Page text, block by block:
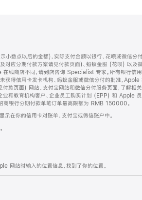
数点以后的金额)，实际支付金额以银行、花呗或微信分
对应分期付款方案请见付款页面)、蚂蚁金服 (花呗) 以及
商店不同，请到店咨询 Specialist 专家。所有银行信用
获得信用卡发卡机构、蚂蚁金服或微信分付的批准，
款页面) 网站、支付宝网站和微信分付服务页面，了解相
业和教育机构客户、企业员工购买计划 (EPP) 和 Apple
商银行分期付款单笔订单最高限额为 RMB 150000。
在你的信用卡对账单、支付宝或微信账户中。
网站时输入的位置信息，找到了你的位置。